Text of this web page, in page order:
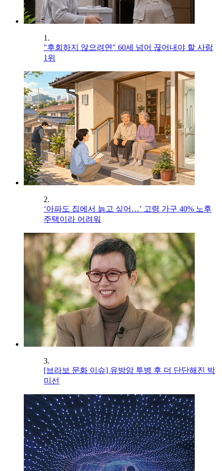
1.
"후회하지 않으려면" 60세 넘어 끊어내야 할 사람
1위
2.
‘아파도 집에서 늙고 싶어…’ 고령 가구 40% 노후
주택이라 어려워
3.
[브라보 문화 이슈] 유방암 투병 후 더 단단해진 박
미선